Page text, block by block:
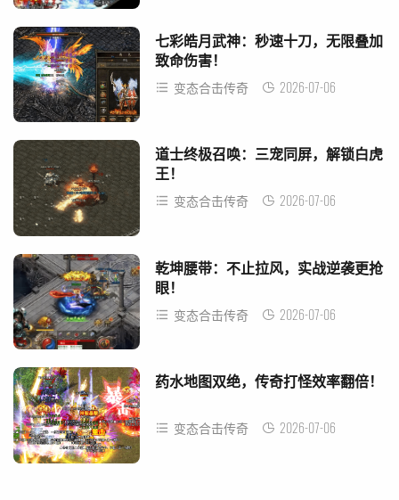
七彩皓月武神：秒速十刀，无限叠加
致命伤害！
变态合击传奇 2026-07-06
道士终极召唤：三宠同屏，解锁白虎
王！
变态合击传奇 2026-07-06
乾坤腰带：不止拉风，实战逆袭更抢
眼！
变态合击传奇 2026-07-06
药水地图双绝，传奇打怪效率翻倍！
变态合击传奇 2026-07-06